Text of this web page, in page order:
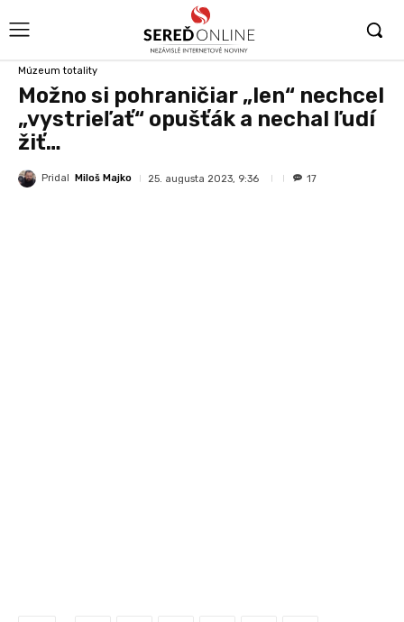
Múzeum totality
Možno si pohraničiar „len“ nechcel
„vystrieľať“ opušťák a nechal ľudí
žiť…
Pridal Miloš Majko 25. augusta 2023, 9:36 17